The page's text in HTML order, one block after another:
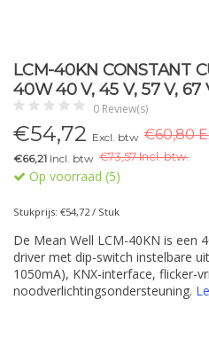
LCM-40KN CONSTANT
40W 40 V, 45 V, 57 V, 67
0 Review(s)
€54,72 Excl. btw €60,80
€66,21 Incl. btw €73,57 Incl. btw.
Op voorraad (5)
Stukprijs: €54,72 / Stuk
De Mean Well LCM-40KN is een
driver met dip-switch instelbare
1050mA), KNX-interface, flicker-
noodverlichtingsondersteuning.